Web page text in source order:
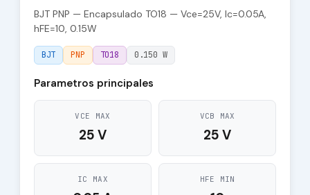
BJT PNP — Encapsulado TO18 — Vce=25V, Ic=0.05A,
hFE=10, 0.15W
BJT PNP TO18 0.150 W
Parametros principales
VCE MAX
25 V
VCB MAX
25 V
IC MAX HFE MIN